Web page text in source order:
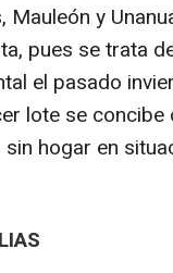
y
pues se trata
el pasado
lote se concibe
hogar en